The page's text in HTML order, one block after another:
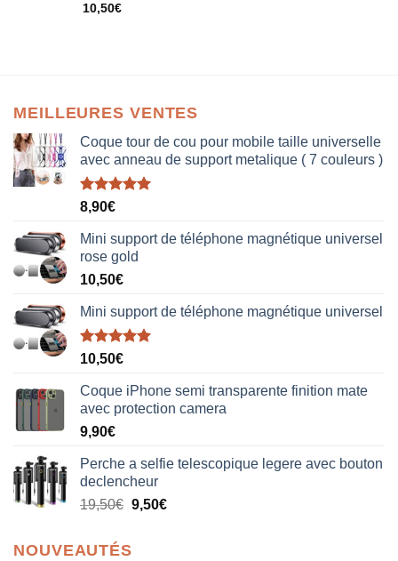
10,50€
MEILLEURES VENTES
Coque tour de cou pour mobile taille universelle
avec anneau de support metalique ( 7 couleurs )
Note5.00
8,90€
Mini support de téléphone magnétique universel
rose gold
10,50€
Mini support de téléphone magnétique universel
Note5.00
10,50€
Coque iPhone semi transparente finition mate
avec protection camera
9,90€
Perche a selfie telescopique legere avec bouton
declencheur
19,50€ 9,50€
NOUVEAUTÉS